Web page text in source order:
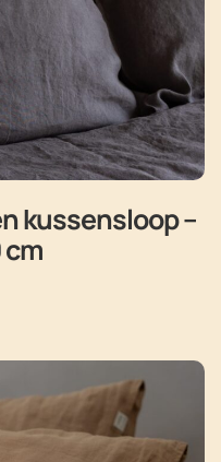
kussensloop –